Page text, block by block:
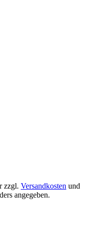
zzgl. Versandkosten und
angegeben.